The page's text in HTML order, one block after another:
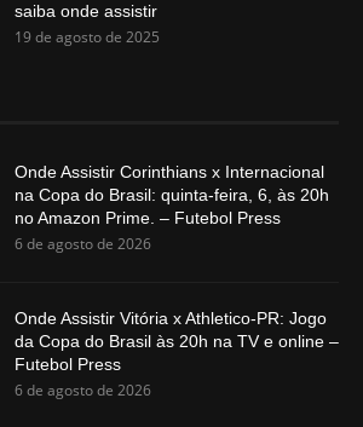
saiba onde assistir
19 de agosto de 2025
Onde Assistir Corinthians x Internacional
na Copa do Brasil: quinta-feira, 6, às 20h
no Amazon Prime. – Futebol Press
6 de agosto de 2026
Onde Assistir Vitória x Athletico-PR: Jogo
da Copa do Brasil às 20h na TV e online –
Futebol Press
6 de agosto de 2026